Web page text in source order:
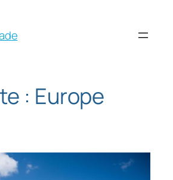
: Europe